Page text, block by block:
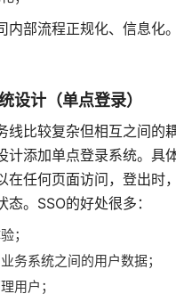
内部流程正规化、信息化。
设计（单点登录）
线比较复杂但相互之间的
计添加单点登录系统。具
在任何页面访问，登出时
。SSO的好处很多：
；
务系统之间的用户数据；
用户；